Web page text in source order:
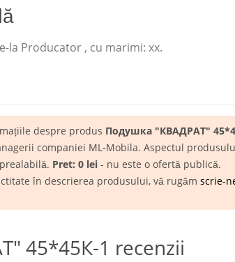
la Producator ​, cu marimi: xx.
despre produs Подушка "КВАДРАТ"
companiei ML-Mobila. Aspectul
Pret: 0 lei - nu este o ofertă publică.
în descrierea produsului, vă rugăm scrie-
45*45К-1 recenzii